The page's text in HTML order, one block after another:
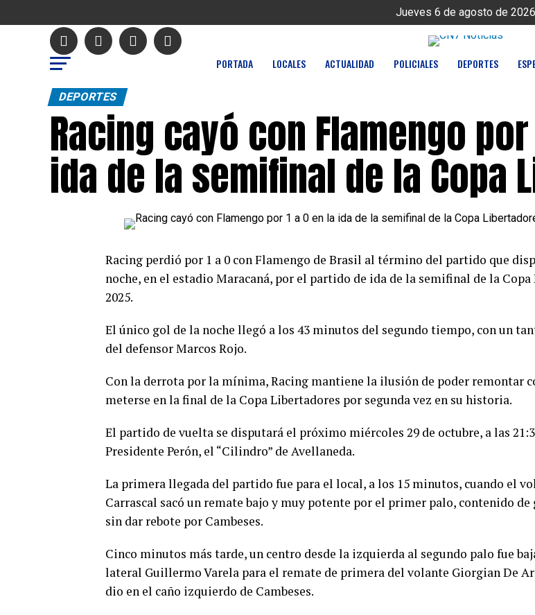
Jueves 6 de agosto de 2026
PORTADA LOCALES ACTUALIDAD POLICIALES DEPORTES
DEPORTES
Racing cayó con Flamengo
ida de la semifinal de la Copa
Racing perdió por 1 a 0 con Flamengo de Brasil al término del partido que
noche, en el estadio Maracaná, por el partido de ida de la semifinal de la
2025.
El único gol de la noche llegó a los 43 minutos del segundo tiempo, con un
del defensor Marcos Rojo.
Con la derrota por la mínima, Racing mantiene la ilusión de poder remontar
meterse en la final de la Copa Libertadores por segunda vez en su historia.
El partido de vuelta se disputará el próximo miércoles 29 de octubre, a las
Presidente Perón, el “Cilindro” de Avellaneda.
La primera llegada del partido fue para el local, a los 15 minutos, cuando el
Carrascal sacó un remate bajo y muy potente por el primer palo, contenido de
sin dar rebote por Cambeses.
Cinco minutos más tarde, un centro desde la izquierda al segundo palo fue
lateral Guillermo Varela para el remate de primera del volante Giorgian De
dio en el caño izquierdo de Cambeses.